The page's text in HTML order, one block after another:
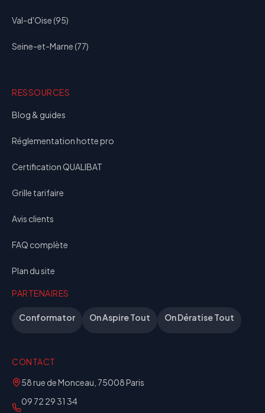
Val-d'Oise (95)
Seine-et-Marne (77)
RESSOURCES
Blog & guides
Réglementation hotte pro
Certification QUALIBAT
Grille tarifaire
Avis clients
FAQ complète
Plan du site
PARTENAIRES
Conformator On Aspire Tout On Dératise Tout
CONTACT
58 rue de Monceau, 75008 Paris
09 72 29 31 34